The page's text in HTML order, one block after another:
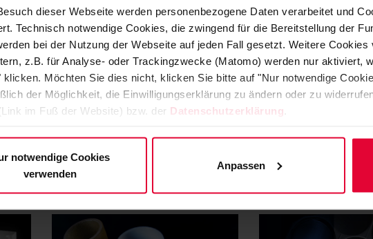
dieser Webseite werden personenbezogene Daten verarbeitet und
Technisch notwendige Cookies, die zwingend für die Bereitstellung der
bei der Nutzung der Webseite auf jeden Fall gesetzt. Weitere
z.B. für Analyse- oder Trackingzwecke (Matomo) werden nur aktiviert,
klicken. Möchten Sie dies nicht, klicken Sie bitte auf "Nur notwendige
der Möglichkeit, die Einwilligungserklärung zu ändern oder zu
im Fuß der Website) bzw. der Datenschutzerklärung
notwendige Cookies
verwenden
Anpassen
Dichte feuerfeste Steine